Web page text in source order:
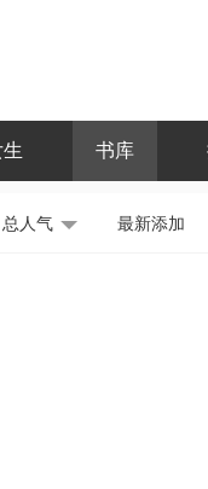
书库
总人气 最新添加